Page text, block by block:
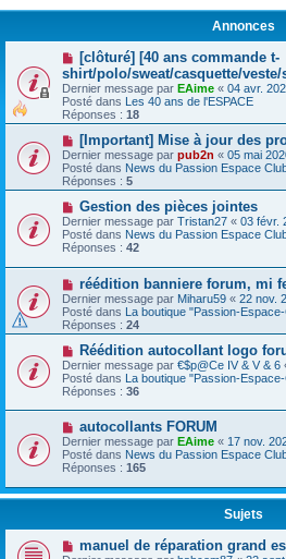
Annonces
[clôturé] [40 ans commande t-
shirt/polo/sweat/casquette/veste/
Dernier message par EAime « 04 avr.
Posté dans Les 40 ans de l'ESPACE
Réponses : 18
[Important] Mise à jour des
Dernier message par pub2n « 05 mai
Posté dans News du Passion Espace
Réponses : 5
Gestion des pièces jointes
Dernier message par Tristan27 « 03 févr.
Posté dans News du Passion Espace
Réponses : 42
réédition banniere forum, mi
Dernier message par Miharu59 « 22 nov.
Posté dans La boutique "Passion-
Réponses : 24
Réédition autocollant logo
Dernier message par €$p@Ce IV & V & 6
Posté dans La boutique "Passion-
Réponses : 36
autocollants FORUM
Dernier message par EAime « 17 nov.
Posté dans News du Passion Espace
Réponses : 165
Sujets
manuel de réparation grand